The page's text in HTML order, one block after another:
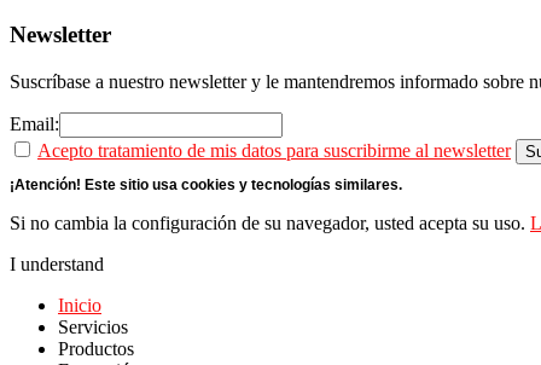
Newsletter
Suscríbase a nuestro newsletter y le mantendremos informado sobre
Email:
Acepto tratamiento de mis datos para suscribirme al newsletter
¡Atención! Este sitio usa cookies y tecnologías similares.
Si no cambia la configuración de su navegador, usted acepta su uso.
I understand
Inicio
Servicios
Productos